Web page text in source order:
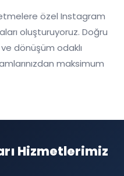
özel Instagram
oluşturuyoruz. Doğru
dönüşüm odaklı
maksimum
Hizmetlerimiz